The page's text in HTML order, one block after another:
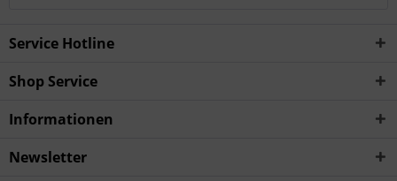
Service Hotline
Shop Service
Informationen
Newsletter